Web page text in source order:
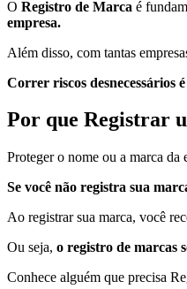
O Registro de Marca é
empresa.
Além disso, com tantas
Correr riscos desnecessários
Por que Registrar
Proteger o nome ou a marca
Se você não registra sua
Ao registrar sua marca, você
Ou seja, o registro de marcas
Conhece alguém que precisa